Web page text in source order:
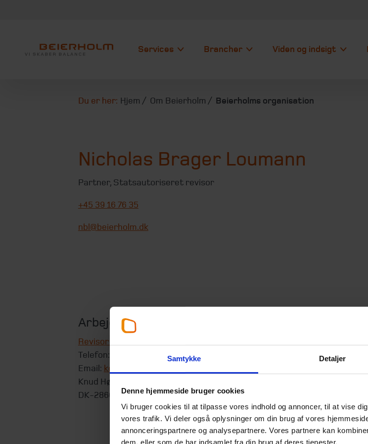
Samtykke Detaljer
Denne hjemmeside bruger cookies
Vi bruger cookies til at tilpasse vores indhold og annoncer, til at vise
vores trafik. Vi deler også oplysninger om din brug af vores
annonceringspartnere og analysepartnere. Vores partnere kan
dem, eller som de har indsamlet fra din brug af deres tjenester.
Services Brancher Viden og indsigt
Du er her: Hjem Om Beierholm Beierholms organisation
Nicholas Brager Loumann
Partner, Statsautoriseret revisor
+45 39 16 76 35
nbl@beierholm.dk
Arbejder her:
Revisor København
Telefon:
+45 39 16 76 00
Email: koebenhavn@beierholm.dk
Knud Højgaards Vej 9
DK-2860
Søborg